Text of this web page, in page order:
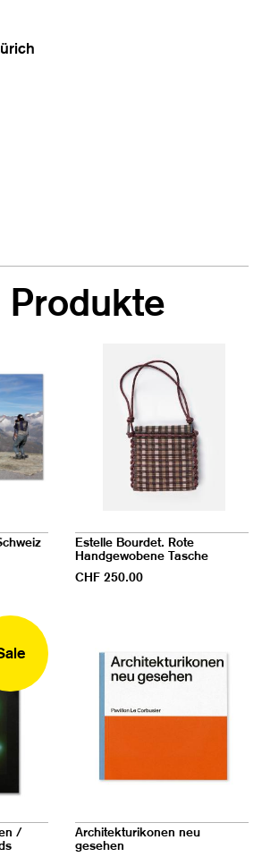
Produkte
Estelle Bourdet. Rote
Handgewobene Tasche
CHF 250.00
/
Architekturikonen neu
gesehen